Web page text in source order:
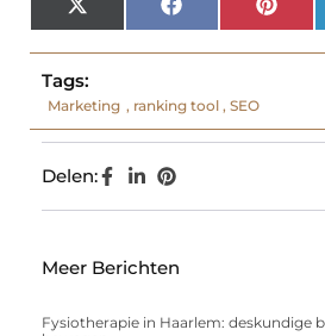
X
(Twitter)
Facebook
Tags:
Marketing , ranking tool , SEO
Delen:
Meer Berichten
Fysiotherapie in Haarlem: deskundige